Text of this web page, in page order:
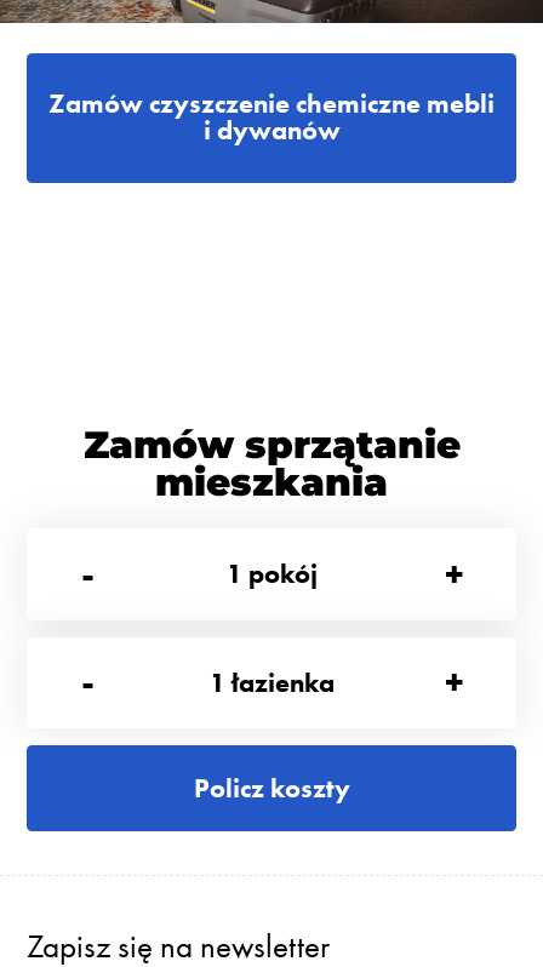
Zamów czyszczenie chemiczne mebli
i dywanów
Zamów sprzątanie
mieszkania
-
1 pokój +
- 1 łazienka +
Policz koszty
Zapisz się na newsletter